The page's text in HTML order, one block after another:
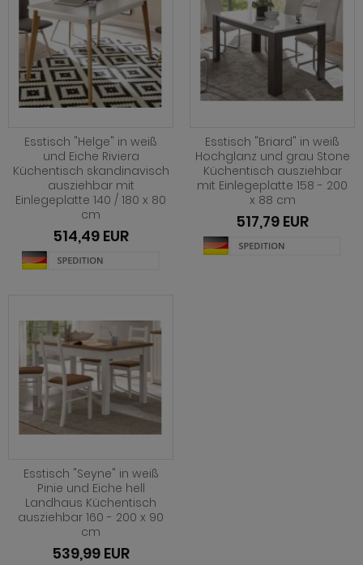
Esstisch "Helge" in weiß
und Eiche Riviera
Küchentisch skandinavisch
ausziehbar mit
Einlegeplatte 140 / 180 x 80
cm
514,49 EUR
Esstisch "Briard" in weiß
Hochglanz und grau Stone
Küchentisch ausziehbar
mit Einlegeplatte 158 - 200
x 88 cm
517,79 EUR
Esstisch "Seyne" in weiß
Pinie und Eiche hell
Landhaus Küchentisch
ausziehbar 160 - 200 x 90
cm
539,99 EUR
Tomaso
Vestland
Ward
Stove weiß Pinie
Stream
Sumatra
Synnax
Timber
Tomaso
Tyler
Vestland